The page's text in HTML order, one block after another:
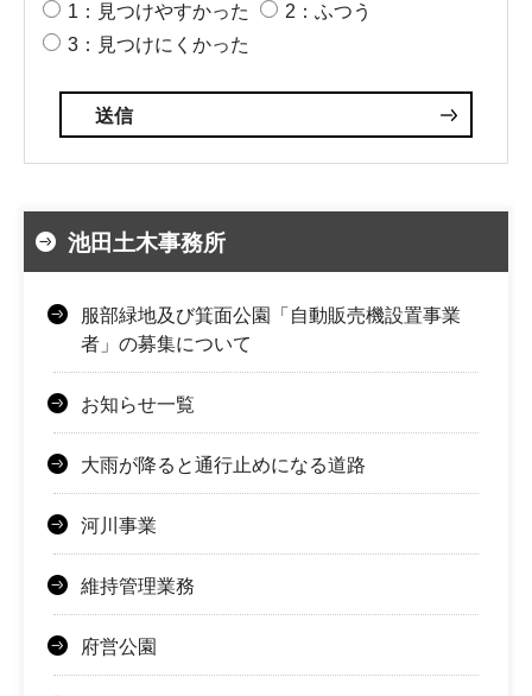
1：見つけやすかった
2：ふつう
3：見つけにくかった
池田土木事務所
服部緑地及び箕面公園「自動販売機設置事業
者」の募集について
お知らせ一覧
大雨が降ると通行止めになる道路
河川事業
維持管理業務
府営公園